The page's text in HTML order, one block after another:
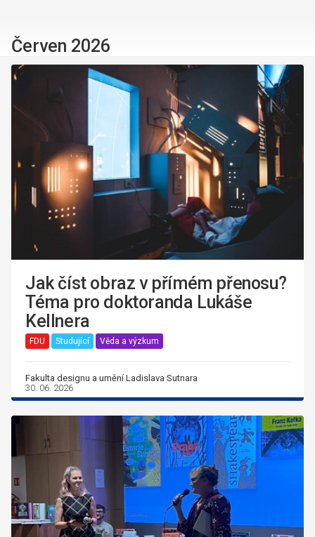
Červen 2026
Jak číst obraz v přímém přenosu?
Téma pro doktoranda Lukáše
Kellnera
FDU Studující Věda a výzkum
Fakulta designu a umění Ladislava Sutnara
30. 06. 2026